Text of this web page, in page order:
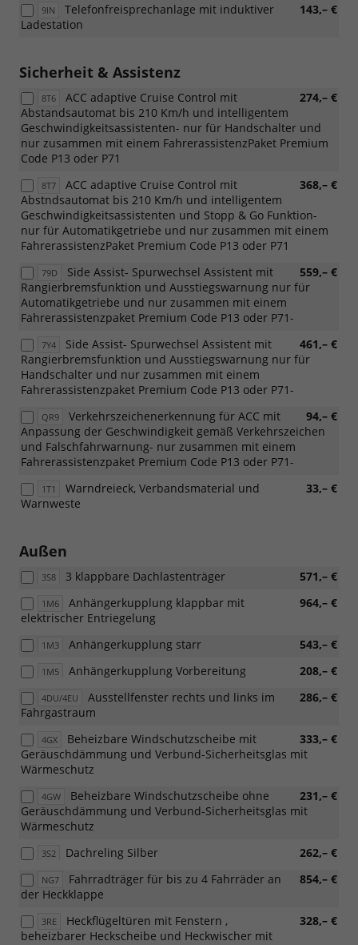
9IN 143,– €
Telefonfreisprechanlage mit induktiver
Ladestation
Sicherheit & Assistenz
8T6 274,– €
ACC adaptive Cruise Control mit
Abstandsautomat bis 210 Km/h und intelligentem
Geschwindigkeitsassistenten- nur für Handschalter und
nur zusammen mit einem FahrerassistenzPaket Premium
Code P13 oder P71
8T7 368,– €
ACC adaptive Cruise Control mit
Abstndsautomat bis 210 Km/h und intelligentem
Geschwindigkeitsassistenten und Stopp & Go Funktion-
nur für Automatikgetriebe und nur zusammen mit einem
FahrerassistenzPaket Premium Code P13 oder P71
79D 559,– €
Side Assist- Spurwechsel Assistent mit
Rangierbremsfunktion und Ausstiegswarnung nur für
Automatikgetriebe und nur zusammen mit einem
Fahrerassistenzpaket Premium Code P13 oder P71-
7Y4 461,– €
Side Assist- Spurwechsel Assistent mit
Rangierbremsfunktion und Ausstiegswarnung nur für
Handschalter und nur zusammen mit einem
Fahrerassistenzpaket Premium Code P13 oder P71-
QR9 94,– €
Verkehrszeichenerkennung für ACC mit
Anpassung der Geschwindigkeit gemäß Verkehrszeichen
und Falschfahrwarnung- nur zusammen mit einem
Fahrerassistenzpaket Premium Code P13 oder P71-
1T1 33,– €
Warndreieck, Verbandsmaterial und
Warnweste
Außen
3S8 571,– €
3 klappbare Dachlastenträger
1M6 964,– €
Anhängerkupplung klappbar mit
elektrischer Entriegelung
1M3 543,– €
Anhängerkupplung starr
1M5 208,– €
Anhängerkupplung Vorbereitung
4DU/4EU 286,– €
Ausstellfenster rechts und links im
Fahrgastraum
4GX 333,– €
Beheizbare Windschutzscheibe mit
Geräuschdämmung und Verbund-Sicherheitsglas mit
Wärmeschutz
4GW 231,– €
Beheizbare Windschutzscheibe ohne
Geräuschdämmung und Verbund-Sicherheitsglas mit
Wärmeschutz
3S2 262,– €
Dachreling Silber
NG7 854,– €
Fahrradträger für bis zu 4 Fahrräder an
der Heckklappe
3RE 328,– €
Heckflügeltüren mit Fenstern ,
beheizbarer Heckscheibe und Heckwischer mit